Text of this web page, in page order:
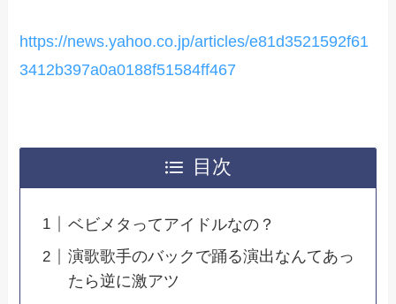
https://news.yahoo.co.jp/articles/e81d3521592f61
3412b397a0a0188f51584ff467
目次
ベビメタってアイドルなの？
演歌歌手のバックで踊る演出なんてあっ
たら逆に激アツ